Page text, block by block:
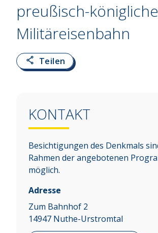
preußisch-
Militäreisenbahn
Teilen
KONTAKT
Besichtigungen des Denkmals
Rahmen der angebotenen
möglich.
Adresse
Zum Bahnhof 2
14947 Nuthe-Urstromtal